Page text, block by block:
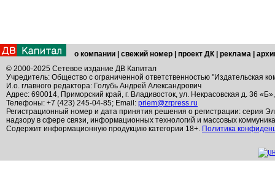
о компании свежий номер проект ДК реклама
© 2000-2025 Сетевое издание ДВ Капитал
Учредитель: Общество с ограниченной ответственностью "Издательская
И.о. главного редактора: Голубь Андрей Александрович
Адрес: 690014, Приморский край, г. Владивосток, ул. Некрасовская д. 36
Телефоны: +7 (423) 245-04-85; Email: priem@zrpress.ru
Регистрационный номер и дата принятия решения о регистрации: серия
надзору в сфере связи, информационных технологий и массовых
Содержит информационную продукцию категории 18+. Политика